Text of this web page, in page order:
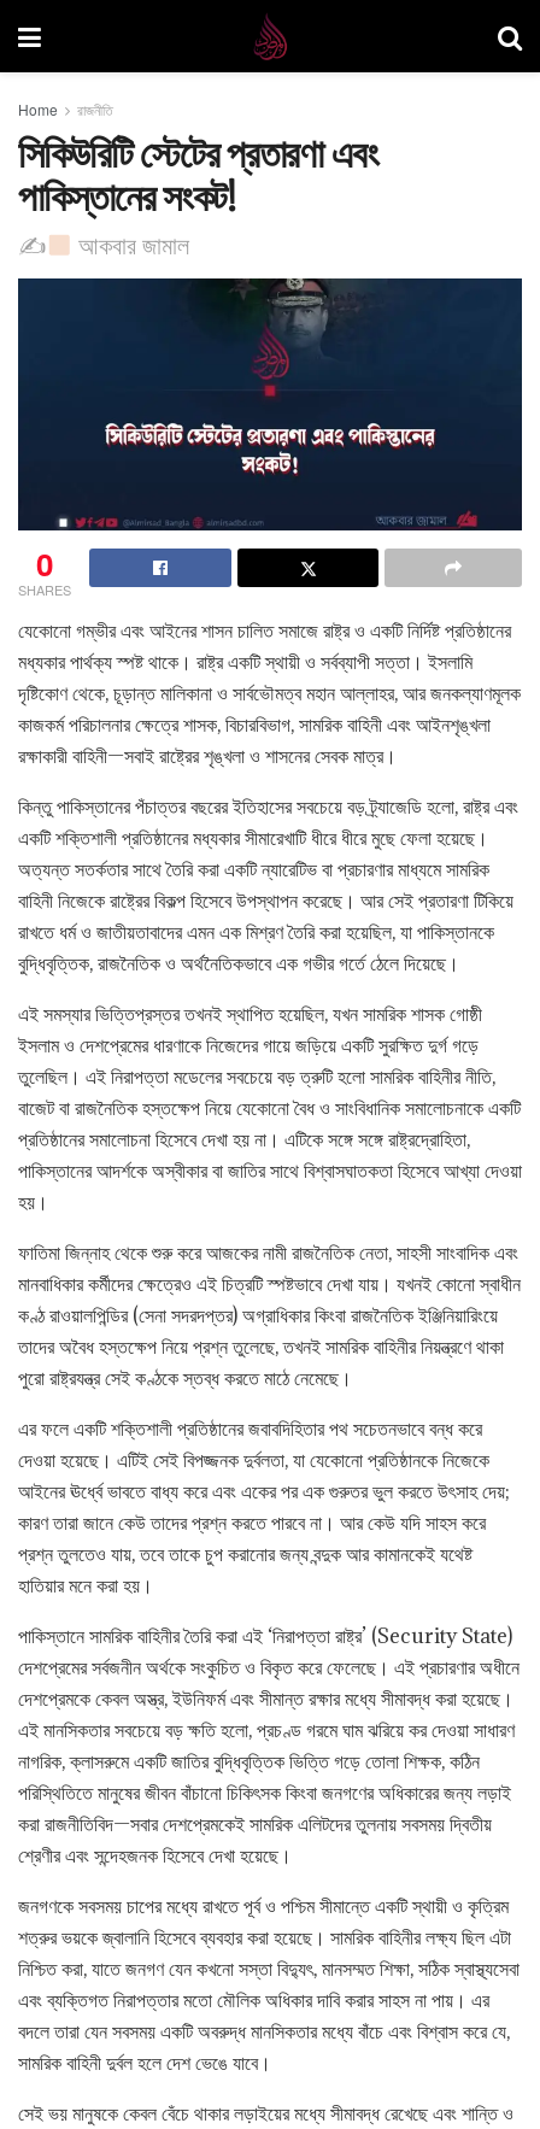
Home রাজনীতি
সিকিউরিটি স্টেটের প্রতারণা এবং
পাকিস্তানের সংকট!
✍ ​আকবার জামাল
0
SHARES
যেকোনো গম্ভীর এবং আইনের শাসন চালিত সমাজে রাষ্ট্র ও একটি নির্দিষ্ট প্রতিষ্ঠানের
মধ্যকার পার্থক্য স্পষ্ট থাকে। রাষ্ট্র একটি স্থায়ী ও সর্বব্যাপী সত্তা। ইসলামি
দৃষ্টিকোণ থেকে, চূড়ান্ত মালিকানা ও সার্বভৌমত্ব মহান আল্লাহর, আর জনকল্যাণমূলক
কাজকর্ম পরিচালনার ক্ষেত্রে শাসক, বিচারবিভাগ, সামরিক বাহিনী এবং আইনশৃঙ্খলা
রক্ষাকারী বাহিনী—সবাই রাষ্ট্রের শৃঙ্খলা ও শাসনের সেবক মাত্র।
কিন্তু পাকিস্তানের পঁচাত্তর বছরের ইতিহাসের সবচেয়ে বড় ট্র্যাজেডি হলো, রাষ্ট্র এবং
একটি শক্তিশালী প্রতিষ্ঠানের মধ্যকার সীমারেখাটি ধীরে ধীরে মুছে ফেলা হয়েছে।
অত্যন্ত সতর্কতার সাথে তৈরি করা একটি ন্যারেটিভ বা প্রচারণার মাধ্যমে সামরিক
বাহিনী নিজেকে রাষ্ট্রের বিকল্প হিসেবে উপস্থাপন করেছে। আর সেই প্রতারণা টিকিয়ে
রাখতে ধর্ম ও জাতীয়তাবাদের এমন এক মিশ্রণ তৈরি করা হয়েছিল, যা পাকিস্তানকে
বুদ্ধিবৃত্তিক, রাজনৈতিক ও অর্থনৈতিকভাবে এক গভীর গর্তে ঠেলে দিয়েছে।
এই সমস্যার ভিত্তিপ্রস্তর তখনই স্থাপিত হয়েছিল, যখন সামরিক শাসক গোষ্ঠী
ইসলাম ও দেশপ্রেমের ধারণাকে নিজেদের গায়ে জড়িয়ে একটি সুরক্ষিত দুর্গ গড়ে
তুলেছিল। এই নিরাপত্তা মডেলের সবচেয়ে বড় ত্রুটি হলো সামরিক বাহিনীর নীতি,
বাজেট বা রাজনৈতিক হস্তক্ষেপ নিয়ে যেকোনো বৈধ ও সাংবিধানিক সমালোচনাকে একটি
প্রতিষ্ঠানের সমালোচনা হিসেবে দেখা হয় না। এটিকে সঙ্গে সঙ্গে রাষ্ট্রদ্রোহিতা,
পাকিস্তানের আদর্শকে অস্বীকার বা জাতির সাথে বিশ্বাসঘাতকতা হিসেবে আখ্যা দেওয়া
হয়।
ফাতিমা জিন্নাহ থেকে শুরু করে আজকের নামী রাজনৈতিক নেতা, সাহসী সাংবাদিক এবং
মানবাধিকার কর্মীদের ক্ষেত্রেও এই চিত্রটি স্পষ্টভাবে দেখা যায়। যখনই কোনো স্বাধীন
কণ্ঠ রাওয়ালপিন্ডির (সেনা সদরদপ্তর) অগ্রাধিকার কিংবা রাজনৈতিক ইঞ্জিনিয়ারিংয়ে
তাদের অবৈধ হস্তক্ষেপ নিয়ে প্রশ্ন তুলেছে, তখনই সামরিক বাহিনীর নিয়ন্ত্রণে থাকা
পুরো রাষ্ট্রযন্ত্র সেই কণ্ঠকে স্তব্ধ করতে মাঠে নেমেছে।
এর ফলে একটি শক্তিশালী প্রতিষ্ঠানের জবাবদিহিতার পথ সচেতনভাবে বন্ধ করে
দেওয়া হয়েছে। এটিই সেই বিপজ্জনক দুর্বলতা, যা যেকোনো প্রতিষ্ঠানকে নিজেকে
আইনের ঊর্ধ্বে ভাবতে বাধ্য করে এবং একের পর এক গুরুতর ভুল করতে উৎসাহ দেয়;
কারণ তারা জানে কেউ তাদের প্রশ্ন করতে পারবে না। আর কেউ যদি সাহস করে
প্রশ্ন তুলতেও যায়, তবে তাকে চুপ করানোর জন্য বন্দুক আর কামানকেই যথেষ্ট
হাতিয়ার মনে করা হয়।
পাকিস্তানে সামরিক বাহিনীর তৈরি করা এই ‘নিরাপত্তা রাষ্ট্র’ (Security State)
দেশপ্রেমের সর্বজনীন অর্থকে সংকুচিত ও বিকৃত করে ফেলেছে। এই প্রচারণার অধীনে
দেশপ্রেমকে কেবল অস্ত্র, ইউনিফর্ম এবং সীমান্ত রক্ষার মধ্যে সীমাবদ্ধ করা হয়েছে।
এই মানসিকতার সবচেয়ে বড় ক্ষতি হলো, প্রচণ্ড গরমে ঘাম ঝরিয়ে কর দেওয়া সাধারণ
নাগরিক, ক্লাসরুমে একটি জাতির বুদ্ধিবৃত্তিক ভিত্তি গড়ে তোলা শিক্ষক, কঠিন
পরিস্থিতিতে মানুষের জীবন বাঁচানো চিকিৎসক কিংবা জনগণের অধিকারের জন্য লড়াই
করা রাজনীতিবিদ—সবার দেশপ্রেমকেই সামরিক এলিটদের তুলনায় সবসময় দ্বিতীয়
শ্রেণীর এবং সন্দেহজনক হিসেবে দেখা হয়েছে।
জনগণকে সবসময় চাপের মধ্যে রাখতে পূর্ব ও পশ্চিম সীমান্তে একটি স্থায়ী ও কৃত্রিম
শত্রুর ভয়কে জ্বালানি হিসেবে ব্যবহার করা হয়েছে। সামরিক বাহিনীর লক্ষ্য ছিল এটা
নিশ্চিত করা, যাতে জনগণ যেন কখনো সস্তা বিদ্যুৎ, মানসম্মত শিক্ষা, সঠিক স্বাস্থ্যসেবা
এবং ব্যক্তিগত নিরাপত্তার মতো মৌলিক অধিকার দাবি করার সাহস না পায়। এর
বদলে তারা যেন সবসময় একটি অবরুদ্ধ মানসিকতার মধ্যে বাঁচে এবং বিশ্বাস করে যে,
সামরিক বাহিনী দুর্বল হলে দেশ ভেঙে যাবে।
সেই ভয় মানুষকে কেবল বেঁচে থাকার লড়াইয়ের মধ্যে সীমাবদ্ধ রেখেছে এবং শান্তি ও